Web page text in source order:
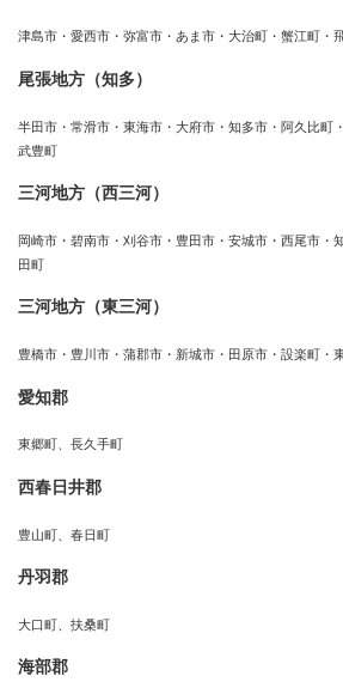
津島市・愛西市・弥富市・あま市・大治町・蟹江町・
尾張地方（知多）
半田市・常滑市・東海市・大府市・知多市・阿久比町
武豊町
三河地方（西三河）
岡崎市・碧南市・刈谷市・豊田市・安城市・西尾市・
田町
三河地方（東三河）
豊橋市・豊川市・蒲郡市・新城市・田原市・設楽町・
愛知郡
東郷町、長久手町
西春日井郡
豊山町、春日町
丹羽郡
大口町、扶桑町
海部郡